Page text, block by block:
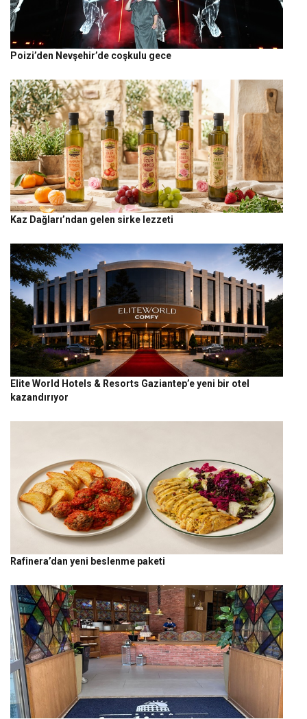
Poizi’den Nevşehir’de coşkulu gece
Kaz Dağları’ndan gelen sirke lezzeti
Elite World Hotels & Resorts Gaziantep’e yeni bir otel
kazandırıyor
Rafinera’dan yeni beslenme paketi